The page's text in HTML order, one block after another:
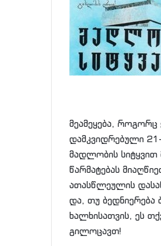
მეამეყება,
დამკვიდრებული
მადლობის
წარმატებას
ათასწლეულის
და, თუ ბედნიერება
ხალხისათვის, ეს
გილოცავთ!